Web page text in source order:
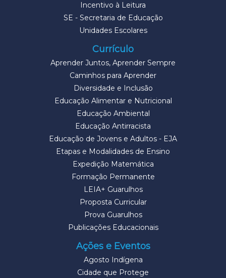
Incentivo à Leitura
SE - Secretaria de Educação
Unidades Escolares
Currículo
Aprender Juntos, Aprender Sempre
Caminhos para Aprender
Diversidade e Inclusão
Educação Alimentar e Nutricional
Educação Ambiental
Educação Antirracista
Educação de Jovens e Adultos - EJA
Etapas e Modalidades de Ensino
Expedição Matemática
Formação Permanente
LEIA+ Guarulhos
Proposta Curricular
Prova Guarulhos
Publicações Educacionais
Ações e Eventos
Agosto Indígena
Cidade que Protege